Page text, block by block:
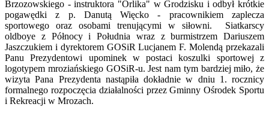
Brzozowskiego - instruktora "Orlika" w Grodzisku i odbył krótkie
pogawędki z p. Danutą Więcko - pracownikiem zaplecza
sportowego oraz osobami trenującymi w siłowni. Siatkarscy
oldboye z Północy i Południa wraz z burmistrzem Dariuszem
Jaszczukiem i dyrektorem GOSiR Lucjanem F. Molendą przekazali
Panu Prezydentowi upominek w postaci koszulki sportowej z
logotypem mroziańskiego GOSiR-u. Jest nam tym bardziej miło, że
wizyta Pana Prezydenta nastąpiła dokładnie w dniu 1. rocznicy
formalnego rozpoczęcia działalności przez Gminny Ośrodek Sportu
i Rekreacji w Mrozach.